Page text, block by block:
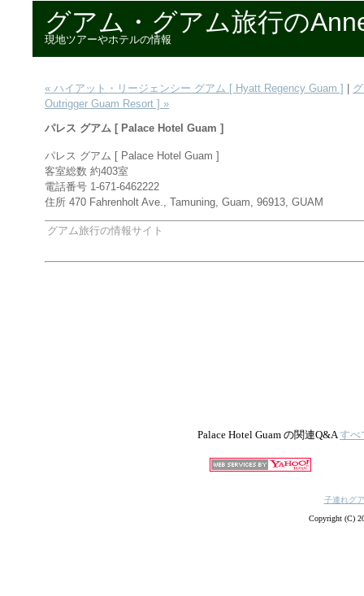
グアム・グアム旅行の
現地ツアーやホテルの情報
« ハイアット・リージェンシー グアム [ Hyatt Regency Guam ]
Outrigger Guam Resort ] »
パレス グアム [ Palace Hotel Guam ]
パレス グアム [ Palace Hotel Guam ]
客室総数 約403室
電話番号 1-671-6462222
住所 470 Fahrenholt Ave., Tamuning, Guam, 96913, GUAM
グアム旅行の情報サイト
Palace Hotel Guam の関連Q&Aすべ
子連れグ
Copyright (C)